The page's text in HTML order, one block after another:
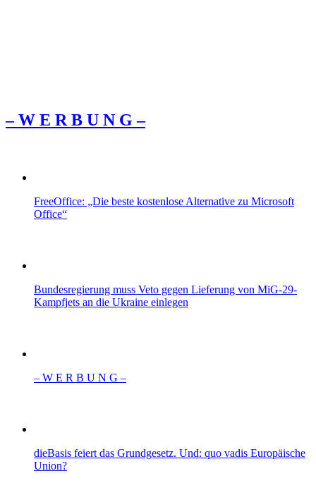
– W Ε R Β U Ν G –
FreeOffice: „Die beste kostenlose Alternative zu Microsoft
Office“
Bundesregierung muss Veto gegen Lieferung von MiG-29-
Kampfjets an die Ukraine einlegen
– W Ε R Β U Ν G –
dieBasis feiert das Grundgesetz. Und: quo vadis Europäische
Union?